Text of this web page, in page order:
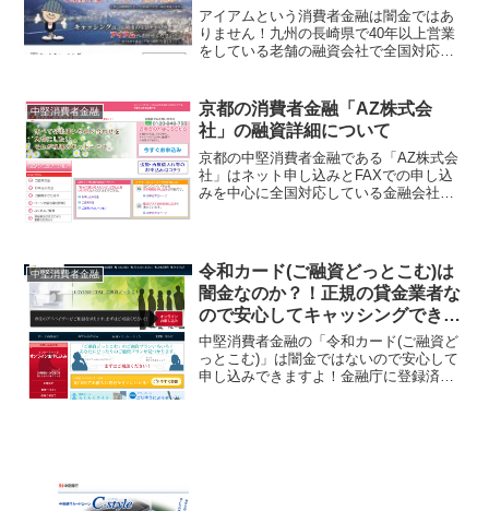
アイアムという消費者金融は闇金ではあ
りません！九州の長崎県で40年以上営業
をしている老舗の融資会社で全国対応で
産・債務整理経験ありでも審査してもら
えます。融資金額は10～...
中堅消費者金融
京都の消費者金融「AZ株式会
社」の融資詳細について
京都の中堅消費者金融である「AZ株式会
社」はネット申し込みとFAXでの申し込
みを中心に全国対応している金融会社で
手消費者金融とは違い...
中堅消費者金融
令和カード(ご融資どっとこむ)は
闇金なのか？！正規の貸金業者な
ので安心してキャッシングできま
すよ
中堅消費者金融の「令和カード(ご融資ど
っとこむ)」は闇金ではないので安心して
申し込みできますよ！金融庁に登録済の